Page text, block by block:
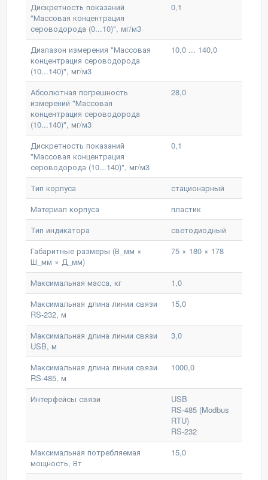
Дискретность показаний
"Массовая концентрация
сероводорода (0...10)", мг/м3
0,1
Диапазон измерения "Массовая
концентрация сероводорода
(10...140)", мг/м3
10,0 ... 140,0
Абсолютная погрешность
измерений "Массовая
концентрация сероводорода
(10...140)", мг/м3
28,0
Дискретность показаний
"Массовая концентрация
сероводорода (10...140)", мг/м3
0,1
Тип корпуса
стационарный
Материал корпуса
пластик
Тип индикатора
светодиодный
Габаритные размеры (В_мм ×
Ш_мм × Д_мм)
75 × 180 × 178
Максимальная масса, кг
1,0
Максимальная длина линии связи
RS-232, м
15,0
Максимальная длина линии связи
USB, м
3,0
Максимальная длина линии связи
RS-485, м
1000,0
Интерфейсы связи
USB
RS-485 (Modbus
RTU)
RS-232
Максимальная потребляемая
мощность, Вт
15,0